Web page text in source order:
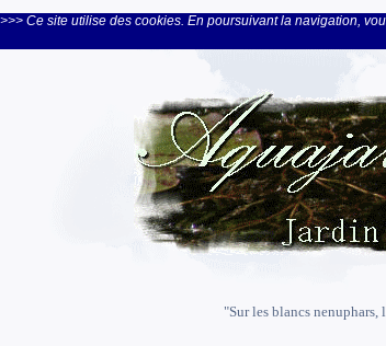
>>> Ce site utilise des cookies. En poursuivant la navigation,
"Sur les blancs nenuphars,